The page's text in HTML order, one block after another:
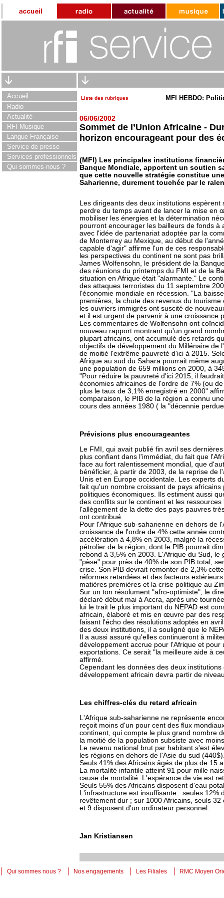
Accueil
Radio
Actualité
RFI Musique
Langue Française
Service de presse
Services professionnels
Qui sommes-nous ?
Liste des rubriques MFI HEBDO:
06/06/2002
Sommet de l’Union Africaine -
horizon encourageant pour des
(MFI) Les principales institutions
Banque Mondiale, apportent un soutien
que cette nouvelle stratégie constitue
Saharienne, durement touchée par le
Les dirigeants des deux institutions
perdre du temps avant de lancer la mise en
mobiliser les énergies et la détermination
pourront encourager les bailleurs de fonds
avec l'idée de partenariat adoptée par la
de Monterrey au Mexique, au début de
capable d'agir" affirme l'un de ces
les perspectives du continent ne sont pas
James Wolfensohn, le président de la
des réunions du printemps du FMI et de la
situation en Afrique était "alarmante." Le
des attaques terroristes du 11 septembre
l'économie mondiale en récession. "La
premières, la chute des revenus du
les ouvriers immigrés ont suscité de
et il est urgent de parvenir à une croissance
Les commentaires de Wolfensohn ont
nouveau rapport montrant qu'un grand
plupart africains, ont accumulé des retards
objectifs de développement du Millénaire de
de moitié l'extrême pauvreté d'ici à 2015.
Afrique au sud du Sahara pourrait même
une population de 659 millions en 2000, à
"Pour réduire la pauvreté d'ici 2015, il
économies africaines de l'ordre de 7% (ou
plus le taux de 3,1% enregistré en 2000"
comparaison, le PIB de la région a connu
cours des années 1980 ( la "décennie
Prévisions plus encourageantes
Le FMI, qui avait publié fin avril ses
plus confiant dans l'immédiat, du fait que
face au fort ralentissement mondial, que
bénéficier, à partir de 2003, de la reprise de
Unis et en Europe occidentale. Les experts
fait qu'un nombre croissant de pays
politiques économiques. Ils estiment aussi
des conflits sur le continent et les
l'allègement de la dette des pays pauvres
ont contribué.
Pour l'Afrique sub-saharienne en dehors de
croissance de l'ordre de 4% cette année
accélération à 4,8% en 2003, malgré la
pétrolier de la région, dont le PIB pourrait
rebond à 3,5% en 2003. L'Afrique du Sud,
"pèse" pour près de 40% de son PIB total,
crise. Son PIB devrait remonter de 2,3%
réformes retardées et des facteurs
matières premières et la crise politique au
Sur un ton résolument "afro-optimiste", le
déclaré début mai à Accra, après une
lui le trait le plus important du NEPAD est
africain, élaboré et mis en œuvre par des
faisant l'écho des résolutions adoptés en
des deux institutions, il a souligné que le
Il a aussi assuré qu'elles continueront à
développement accrue pour l'Afrique et
exportations. Ce serait "la meilleure aide à
affirmé.
Cependant les données des deux
développement africain devra partir de
Les chiffres-clés du retard africain
L'Afrique sub-saharienne ne représente
reçoit moins d'un pour cent des flux
continent, qui compte le plus grand nombre
la moitié de la population subsiste avec
Le revenu national brut par habitant s'est
les régions en dehors de l'Asie du sud
Seuls 41% des Africains âgés de plus de 15
La mortalité infantile atteint 91 pour mille
cause de mortalité. L'espérance de vie est
Seuls 55% des Africains disposent d'eau
L'infrastructure est insuffisante : seules 12%
revêtement dur ; sur 1000 Africains, seuls
et 9 disposent d'un ordinateur personnel.
Jan Kristiansen
Qui sommes nous ? Nos engagements Les Filiales RMC Moyen